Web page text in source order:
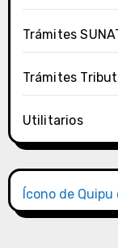
Trámites
Trámites
Utilitarios
Ícono de